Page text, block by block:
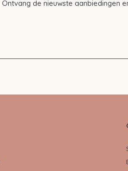
Ontvang de nieuwste aanbiedingen